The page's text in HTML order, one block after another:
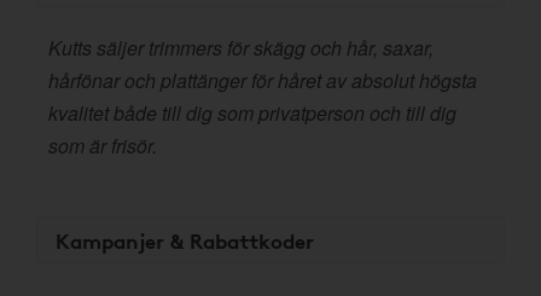
Kutts säljer trimmers för skägg och hår, saxar,
hårfönar och plattänger för håret av absolut högsta
kvalitet både till dig som privatperson och till dig
som är frisör.
Kampanjer & Rabattkoder